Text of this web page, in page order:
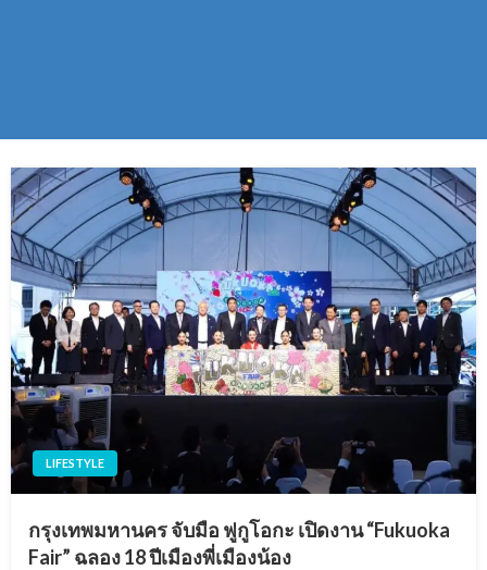
LIFESTYLE
กรุงเทพมหานคร จับมือ ฟูกูโอกะ เปิดงาน “Fukuoka
Fair” ฉลอง 18 ปีเมืองพี่เมืองน้อง